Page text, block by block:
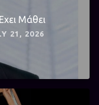
Μάθει
21, 2026